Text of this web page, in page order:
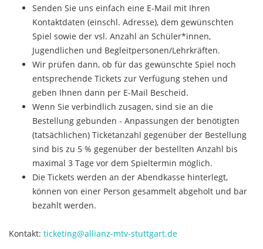
Senden Sie uns einfach eine E-Mail mit Ihren
Kontaktdaten (einschl. Adresse), dem gewünschten
Spiel sowie der vsl. Anzahl an Schüler*innen,
Jugendlichen und Begleitpersonen/Lehrkräften.
Wir prüfen dann, ob für das gewünschte Spiel noch
entsprechende Tickets zur Verfügung stehen und
geben Ihnen dann per E-Mail Bescheid.
Wenn Sie verbindlich zusagen, sind sie an die
Bestellung gebunden - Anpassungen der benötigten
(tatsächlichen) Ticketanzahl gegenüber der Bestellung
sind bis zu 5 % gegenüber der bestellten Anzahl bis
maximal 3 Tage vor dem Spieltermin möglich.
Die Tickets werden an der Abendkasse hinterlegt,
können von einer Person gesammelt abgeholt und bar
bezahlt werden.
Kontakt: ticketing@allianz-mtv-stuttgart.de